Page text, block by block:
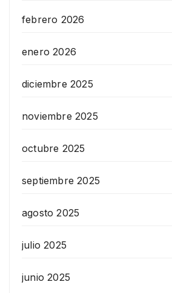
febrero 2026
enero 2026
diciembre 2025
noviembre 2025
octubre 2025
septiembre 2025
agosto 2025
julio 2025
junio 2025